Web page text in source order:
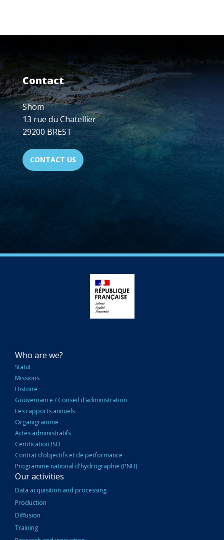
Contact
Shom
13 rue du Chatellier
29200 BREST
CONTACT US
NAVIGATION
PRINCIPALE
Who are we?
Statut
Missions
Histoire
Gouvernance / Conseil d’administration
Les rapports annuels
Organigramme
Actes administratifs
Certification ISO
Contrat d’objectifs et de performance
Programme national d'hydrographie (PNH)
Our activities
Data acquisition and processing
Production
Diffusion
Training